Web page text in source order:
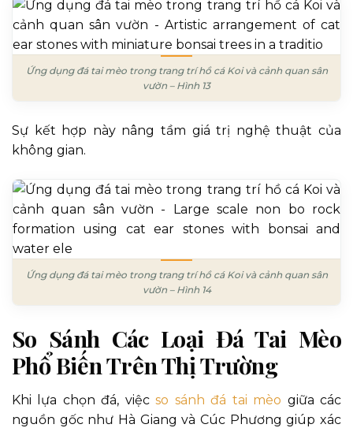
Ứng dụng đá tai mèo trong trang trí hồ cá Koi và cảnh quan sân
vườn – Hình 13
Sự kết hợp này nâng tầm giá trị nghệ thuật của
không gian.
Ứng dụng đá tai mèo trong trang trí hồ cá Koi và cảnh quan sân
vườn – Hình 14
So Sánh Các Loại Đá Tai Mèo
Phổ Biến Trên Thị Trường
Khi lựa chọn đá, việcso sánh đá tai mèo giữa các
nguồn gốc như Hà Giang và Cúc Phương giúp xác